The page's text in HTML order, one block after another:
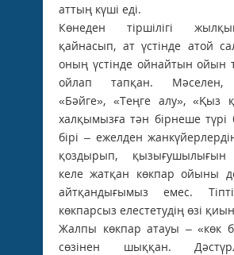
аттың күші еді.
Көнеден тіршілігі
қайнасып, ат үстінде атой
оның үстінде ойнайтын ойын
ойлап тапқан. Мәселен,
«Бәйге», «Теңге алу», «Қыз
халқымызға тән бірнеше
бірі – ежелден
қоздырып, қызығушылығын
келе жатқан көкпар ойыны
айтқандығымыз емес.
көкпарсыз елестетудің өзі
Жалпы көкпар атауы – «көк
сөзінен шыққан.